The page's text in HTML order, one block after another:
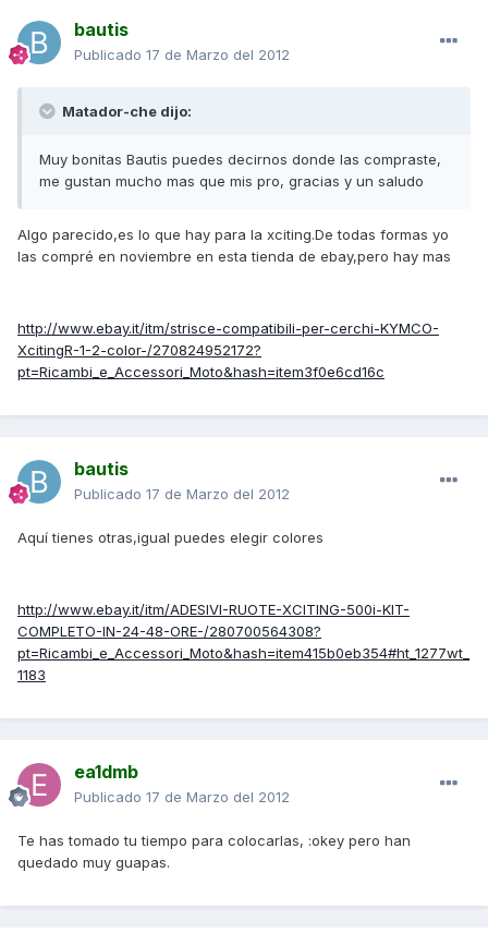
bautis
Publicado 17 de Marzo del 2012
Matador-che dijo:
Muy bonitas Bautis puedes decirnos donde las compraste,
me gustan mucho mas que mis pro, gracias y un saludo
Algo parecido,es lo que hay para la xciting.De todas formas yo
las compré en noviembre en esta tienda de ebay,pero hay mas
http://www.ebay.it/itm/strisce-compatibili-per-cerchi-KYMCO-
XcitingR-1-2-color-/270824952172?
pt=Ricambi_e_Accessori_Moto&hash=item3f0e6cd16c
bautis
Publicado 17 de Marzo del 2012
Aquí tienes otras,igual puedes elegir colores
http://www.ebay.it/itm/ADESIVI-RUOTE-XCITING-500i-KIT-
COMPLETO-IN-24-48-ORE-/280700564308?
pt=Ricambi_e_Accessori_Moto&hash=item415b0eb354#ht_1277wt_
1183
ea1dmb
Publicado 17 de Marzo del 2012
Te has tomado tu tiempo para colocarlas, :okey pero han
quedado muy guapas.